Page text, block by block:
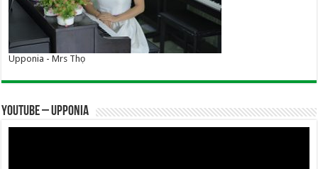
Upponia - Mrs Thọ
YOUTUBE – UPPONIA